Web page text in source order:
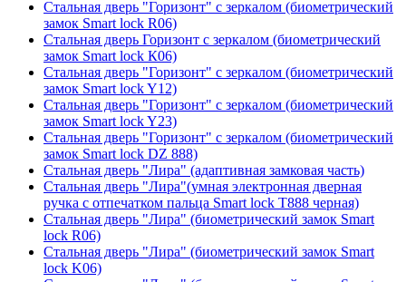
Стальная дверь "Горизонт" с зеркалом (биометрический
замок Smart lock R06)
Стальная дверь Горизонт с зеркалом (биометрический
замок Smart lock К06)
Стальная дверь "Горизонт" с зеркалом (биометрический
замок Smart lock Y12)
Стальная дверь "Горизонт" с зеркалом (биометрический
замок Smart lock Y23)
Стальная дверь "Горизонт" с зеркалом (биометрический
замок Smart lock DZ 888)
Стальная дверь "Лира" (адаптивная замковая часть)
Стальная дверь "Лира"(умная электронная дверная
ручка с отпечатком пальца Smart lock T888 черная)
Стальная дверь "Лира" (биометрический замок Smart
lock R06)
Стальная дверь "Лира" (биометрический замок Smart
lock K06)